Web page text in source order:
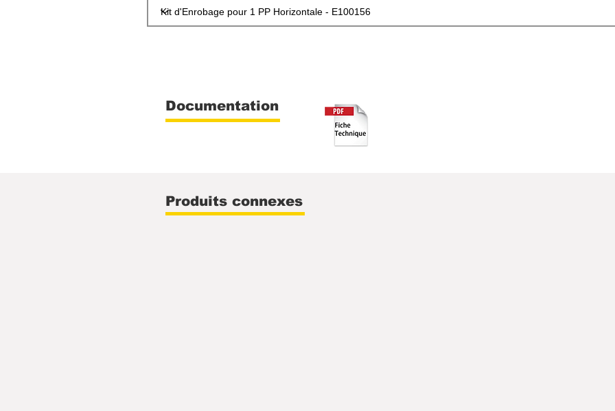
Documentation
Produits connexes